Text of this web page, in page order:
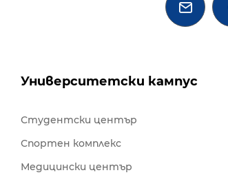

Университетски кампус
Студентски център
Спортен комплекс
Медицински център